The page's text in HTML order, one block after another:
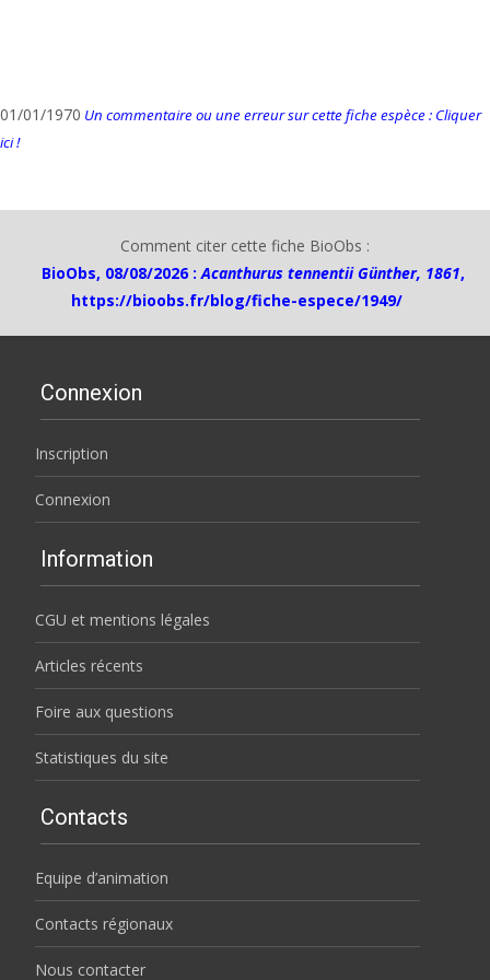
01/01/1970 Un commentaire ou une erreur sur cette fiche espèce : Cliquer
ici !
Comment citer cette fiche BioObs :
BioObs, 08/08/2026 :Acanthurus tennentii Günther, 1861,
https://bioobs.fr/blog/fiche-espece/1949/
Connexion
Inscription
Connexion
Information
CGU et mentions légales
Articles récents
Foire aux questions
Statistiques du site
Contacts
Equipe d’animation
Contacts régionaux
Nous contacter